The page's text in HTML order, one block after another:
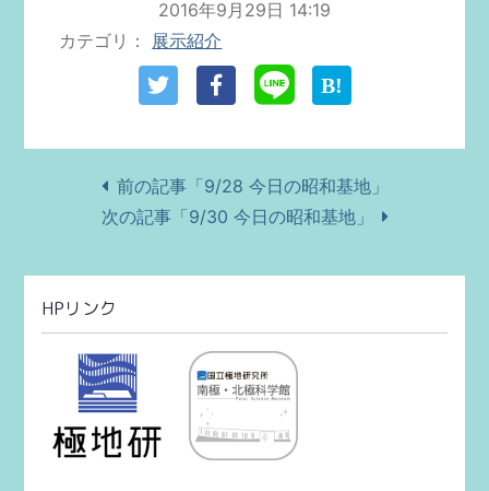
2016年9月29日 14:19
カテゴリ
展示紹介
前の記事「9/28 今日の昭和基地」
次の記事「9/30 今日の昭和基地」
HPリンク